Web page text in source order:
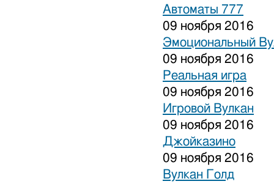
Автоматы 777
09 ноября 2016
Эмоциональный
09 ноября 2016
Реальная игра
09 ноября 2016
Игровой Вулкан
09 ноября 2016
Джойказино
09 ноября 2016
Вулкан Голд